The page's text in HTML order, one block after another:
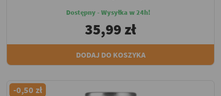
Dostępny - Wysyłka w 24h!
35,99 zł
DODAJ DO KOSZYKA
-0,50 zł